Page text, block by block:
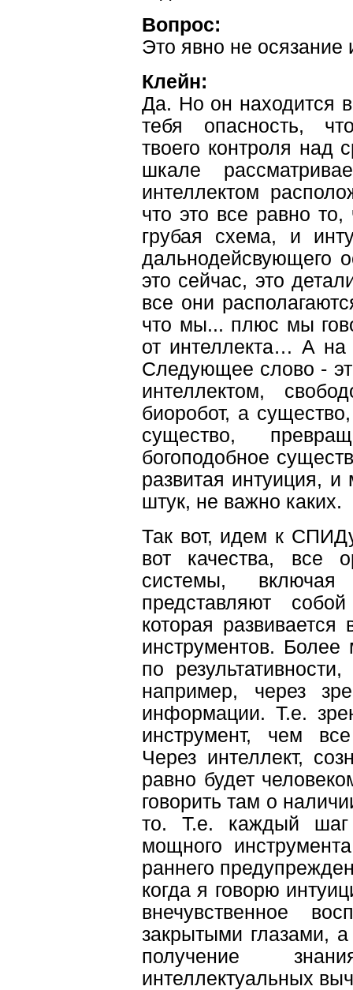
Вопрос:
Это явно не осязание
Клейн:
Да. Но он находится
тебя опасность,
твоего контроля над
шкале
интеллектом
что это все равно
грубая схема, и
дальнодейсвующего
это сейчас, это
все они
что мы... плюс мы
от интеллекта… А
Следующее слово -
интеллектом,
биоробот, а
существо,
богоподобное
развитая интуиция,
штук, не важно каких.
Так вот, идем к
вот качества, все
системы,
представляют
которая
инструментов.
по
например, через
информации. Т.е.
инструмент, чем
Через интеллект,
равно будет
говорить там о
то. Т.е. каждый
мощного
раннего
когда я говорю
внечувственное
закрытыми глазами,
получение
интеллектуальных